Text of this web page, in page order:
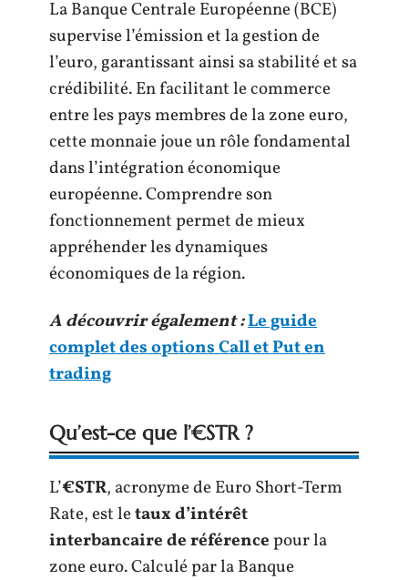
La Banque Centrale Européenne (BCE)
supervise l’émission et la gestion de
l’euro, garantissant ainsi sa stabilité et sa
crédibilité. En facilitant le commerce
entre les pays membres de la zone euro,
cette monnaie joue un rôle fondamental
dans l’intégration économique
européenne. Comprendre son
fonctionnement permet de mieux
appréhender les dynamiques
économiques de la région.
A découvrir également :Le guide
complet des options Call et Put en
trading
Qu’est-ce que l’€STR ?
L’€STR, acronyme de Euro Short-Term
Rate, est letaux d’intérêt
interbancaire de référencepour la
zone euro. Calculé par la Banque